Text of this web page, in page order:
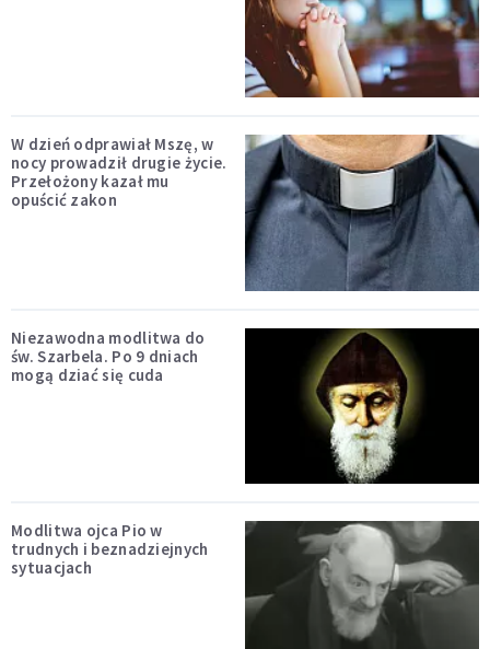
W dzień odprawiał Mszę, w
nocy prowadził drugie życie.
Przełożony kazał mu
opuścić zakon
Niezawodna modlitwa do
św. Szarbela. Po 9 dniach
mogą dziać się cuda
Modlitwa ojca Pio w
trudnych i beznadziejnych
sytuacjach